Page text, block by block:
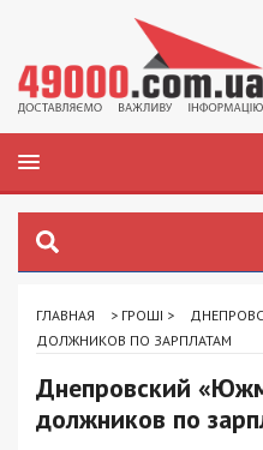
ГЛАВНАЯ > ГРОШІ >
ДОЛЖНИКОВ ПО ЗАРПЛАТАМ
Днепровский
должников по